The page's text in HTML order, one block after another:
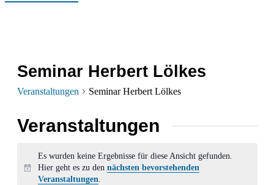
Seminar Herbert Lölkes
Veranstaltungen Seminar Herbert Lölkes
Veranstaltungen
Hinweis
Es wurden keine Ergebnisse für diese Ansicht gefunden.
Hier geht es zu dennächsten bevorstehenden
Veranstaltungen.